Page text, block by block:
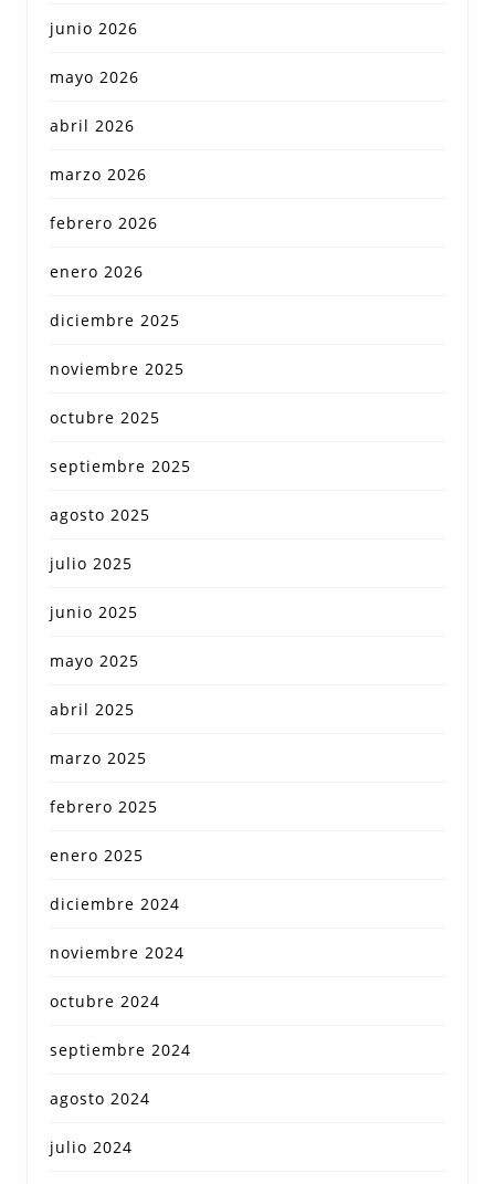
junio 2026
mayo 2026
abril 2026
marzo 2026
febrero 2026
enero 2026
diciembre 2025
noviembre 2025
octubre 2025
septiembre 2025
agosto 2025
julio 2025
junio 2025
mayo 2025
abril 2025
marzo 2025
febrero 2025
enero 2025
diciembre 2024
noviembre 2024
octubre 2024
septiembre 2024
agosto 2024
julio 2024